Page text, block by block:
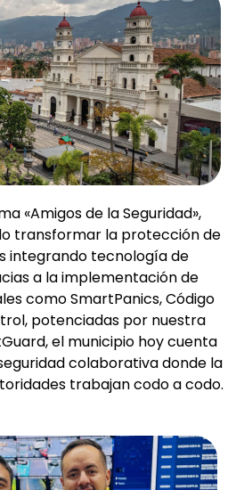
«Amigos de la Seguridad»,
transformar la protección de
integrando tecnología de
a la implementación de
como SmartPanics, Código
potenciadas por nuestra
el municipio hoy cuenta
colaborativa donde la
trabajan codo a codo.